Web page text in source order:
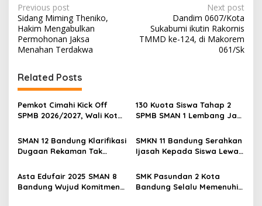
P
o
s
n
a
v
g
a
t
i
Previous post
Sidang Miming Theniko,
Hakim Mengabulkan
Permohonan Jaksa
Menahan Terdakwa
Next post
Dandim 0607/Kota
Sukabumi ikutin Rakornis
TMMD ke-124, di Makorem
061/Sk
Related Posts
Pemkot Cimahi Kick Off
SPMB 2026/2027, Wali Kota
Menitip Siswa
130 Kuota Siswa Tahap 2
SPMB SMAN 1 Lembang Jadi
SMAN 12 Bandung Klarifikasi
Dugaan Rekaman Tak
Komitmen Lindungi Siswa
SMKN 11 Bandung Serahkan
Ijasah Kepada Siswa Lewat
Asta Edufair 2025 SMAN 8
Bandung Wujud Komitmen
SMK Pasundan 2 Kota
Bandung Selalu Memenuhi